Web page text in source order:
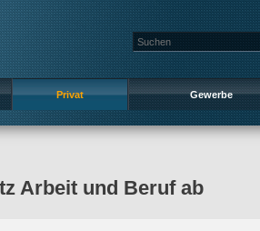
Privat Gewerbe
Arbeit und Beruf ab